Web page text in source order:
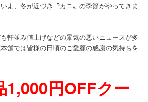
よ、冬が近づき〝カニ〟の季節がやってきま
軒並み値上げなどの景気の悪いニュースが多
舗では皆様の日頃のご愛顧の感謝の気持ちを
1,000円OFFクー